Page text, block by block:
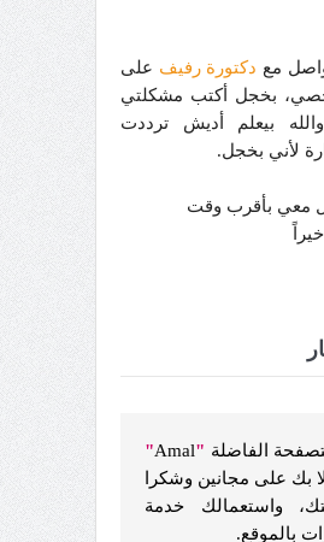
مع دكتورة رفيف على
بخجل أكتب مشكلتي
بيعلم أديش ترددت
لأني بخجل.
معي بأقرب وقت
الفاضلة "
Amal
"
بك على مجانين وشكرا
واستعمالك خدمة
بالموقع.